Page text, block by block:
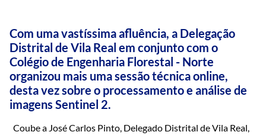
Com uma vastíssima afluência, a Delegação
Distrital de Vila Real em conjunto com o
Colégio de Engenharia Florestal - Norte
organizou mais uma sessão técnica online,
desta vez sobre o processamento e análise de
imagens Sentinel 2.
Coube a José Carlos Pinto, Delegado Distrital de Vila Real,